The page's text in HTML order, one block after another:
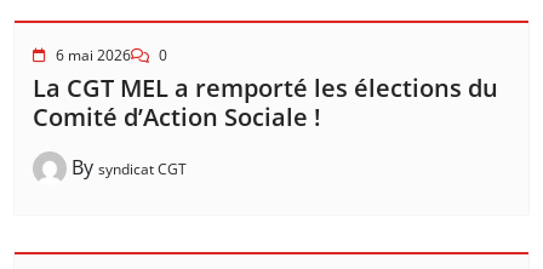
6 mai 2026 0
La CGT MEL a remporté les élections du
Comité d’Action Sociale !
By syndicat CGT